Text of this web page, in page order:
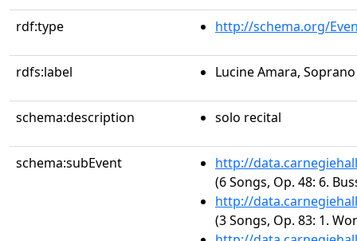
rdf:type http://schema.org/
rdfs:label Lucine Amara, Soprano
schema:description solo recital
schema:subEvent
http://
(6 Songs, Op. 48: 6.
http://
(3 Songs, Op. 83: 1.